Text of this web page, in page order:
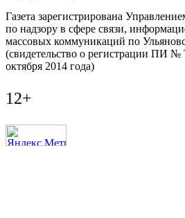
Газета зарегистрирована
по надзору в сфере связи,
массовых коммуникаций по
(свидетельство о регистрации ПИ
октября 2014 года)
12+